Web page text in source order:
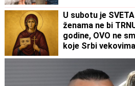
U subotu je
ženama ne bi
godine, OVO ne
koje Srbi